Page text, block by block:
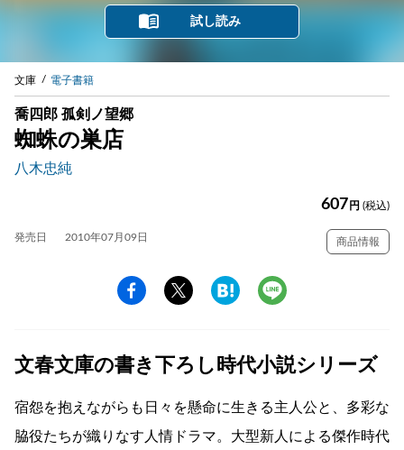
試し読み
文庫 電子書籍
喬四郎 孤剣ノ望郷
蜘蛛の巣店
八木忠純
607 円 (税込)
発売日 2010年07月09日 商品情報
文春文庫の書き下ろし時代小説シリーズ
宿怨を抱えながらも日々を懸命に生きる主人公と、多彩な
脇役たちが織りなす人情ドラマ。大型新人による傑作時代